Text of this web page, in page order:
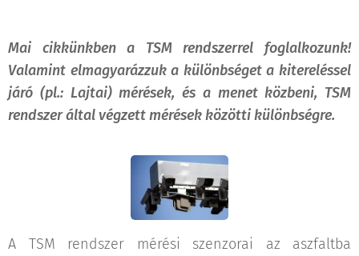
Mai cikkünkben a TSM rendszerrel foglalkozunk!
Valamint elmagyarázzuk a különbséget a kitereléssel
járó (pl.: Lajtai) mérések, és a menet közbeni, TSM
rendszer által végzett mérések közötti különbségre.
A TSM rendszer mérési szenzorai az aszfaltba